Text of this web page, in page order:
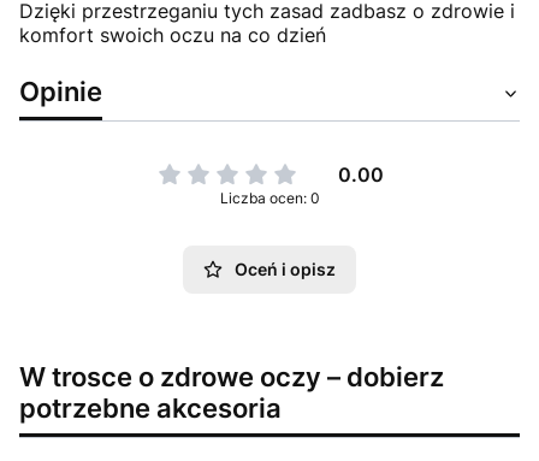
Dzięki przestrzeganiu tych zasad zadbasz o zdrowie i
komfort swoich oczu na co dzień
Opinie
0.00
Liczba ocen: 0
Oceń i opisz
W trosce o zdrowe oczy – dobierz
potrzebne akcesoria